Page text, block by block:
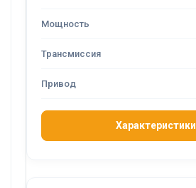
Характеристики